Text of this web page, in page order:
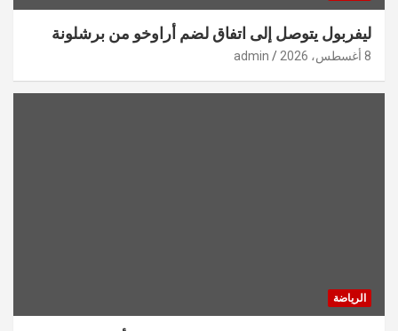
ليفربول يتوصل إلى اتفاق لضم أراوخو من برشلونة
8 أغسطس، 2026 admin
الرياضة